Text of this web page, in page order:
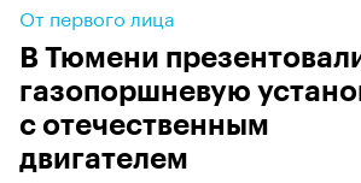
От первого лица
В Тюмени
газопоршневую
с отечественным
двигателем